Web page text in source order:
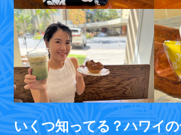
いくつ知ってる？ハワイ